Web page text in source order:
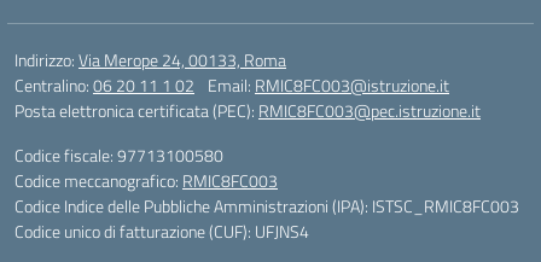
Indirizzo:Via Merope 24, 00133, Roma
Centralino:06 20 11 1 02 Email: RMIC8FC003@istruzione.it
Posta elettronica certificata (PEC): RMIC8FC003@pec.istruzione.it
Codice fiscale: 97713100580
Codice meccanografico: RMIC8FC003
Codice Indice delle Pubbliche Amministrazioni (IPA): ISTSC_RMIC8FC003
Codice unico di fatturazione (CUF): UFJNS4